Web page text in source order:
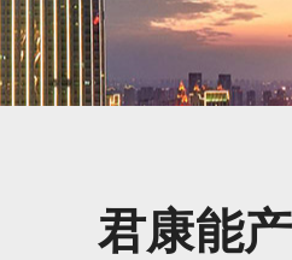
君康能